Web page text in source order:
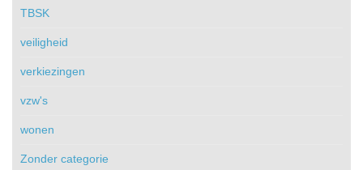
TBSK
veiligheid
verkiezingen
vzw's
wonen
Zonder categorie